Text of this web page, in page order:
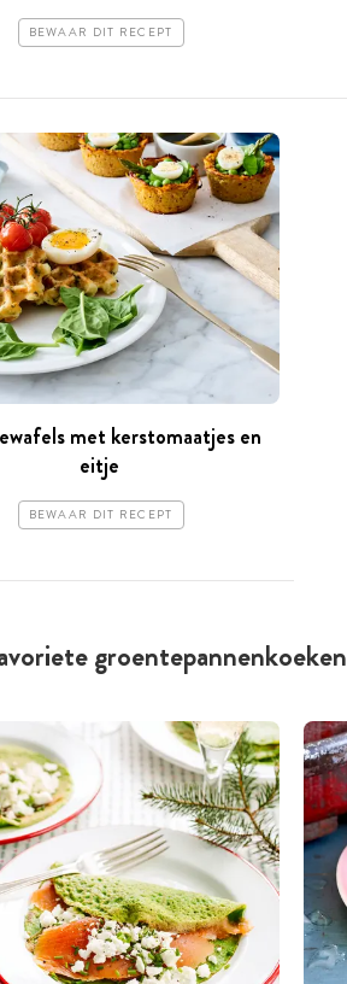
BEWAAR DIT RECEPT
met kerstomaatjes en
eitje
BEWAAR DIT RECEPT
groentepannenkoeken